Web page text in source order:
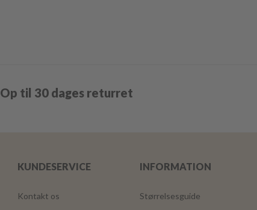
Op til 30 dages returret
KUNDESERVICE
Kontakt os
INFORMATION
Størrelsesguide